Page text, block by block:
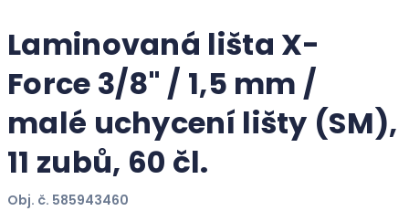
Laminovaná lišta X-
Force 3/8" / 1,5 mm /
malé uchycení lišty (SM),
11 zubů, 60 čl.
Obj. č. 585943460